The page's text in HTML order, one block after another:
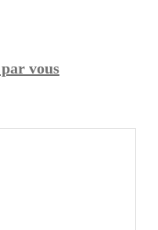
vous